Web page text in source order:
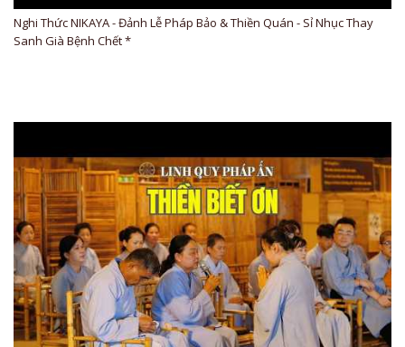
Nghi Thức NIKAYA - Đảnh Lễ Pháp Bảo & Thiền Quán - Sỉ Nhục Thay
Sanh Già Bệnh Chết *